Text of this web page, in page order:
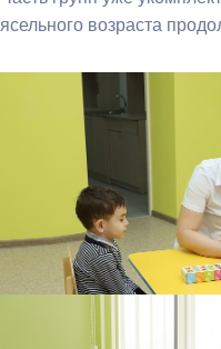
ясельного возраста